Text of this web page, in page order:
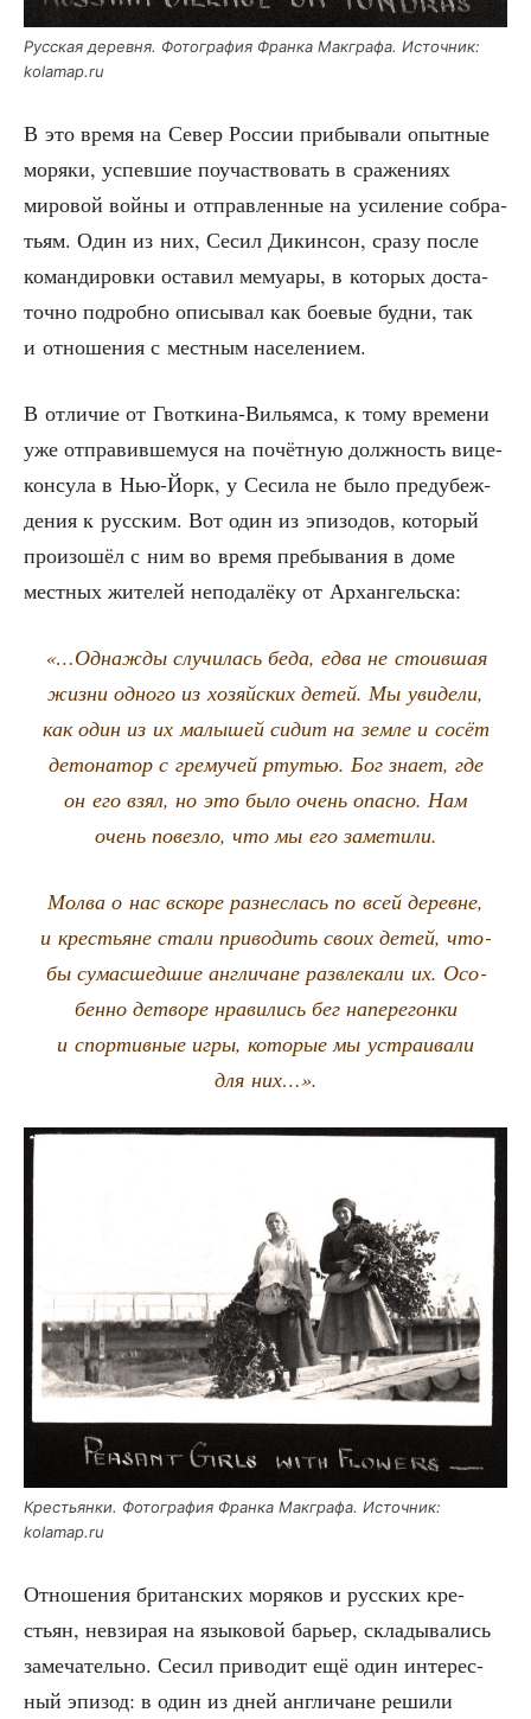
Рус­ская дерев­ня. Фото­гра­фия Фран­ка Мак­гра­фа. Источ­ник:
kolamap.ru
В это вре­мя на Север Рос­сии при­бы­ва­ли опыт­ные
моря­ки, успев­шие поучаст­во­вать в сра­же­ни­ях
миро­вой вой­ны и отправ­лен­ные на уси­ле­ние собра­
тьям. Один из них, Сесил Дикин­сон, сра­зу после
коман­ди­ров­ки оста­вил мему­а­ры, в кото­рых доста­
точ­но подроб­но опи­сы­вал как бое­вые буд­ни, так
и отно­ше­ния с мест­ным населением.
В отли­чие от Гвот­ки­на-Вильям­са, к тому вре­ме­ни
уже отпра­вив­ше­му­ся на почёт­ную долж­ность вице-
кон­су­ла в Нью-Йорк, у Сеси­ла не было предубеж­
де­ния к рус­ским. Вот один из эпи­зо­дов, кото­рый
про­изо­шёл с ним во вре­мя пре­бы­ва­ния в доме
мест­ных жите­лей непо­да­лё­ку от Архангельска:
«…Одна­жды слу­чи­лась беда, едва не сто­ив­шая
жиз­ни одно­го из хозяй­ских детей. Мы уви­де­ли,
как один из их малы­шей сидит на зем­ле и сосёт
дето­на­тор с гре­му­чей рту­тью. Бог зна­ет, где
он его взял, но это было очень опас­но. Нам
очень повез­ло, что мы его заметили.
Мол­ва о нас вско­ре раз­нес­лась по всей деревне,
и кре­стьяне ста­ли при­во­дить сво­их детей, что­
бы сума­сшед­шие англи­чане раз­вле­ка­ли их. Осо­
бен­но детво­ре нра­ви­лись бег напе­ре­гон­ки
и спор­тив­ные игры, кото­рые мы устра­и­ва­ли
для них…».
Кре­стьян­ки. Фото­гра­фия Фран­ка Мак­гра­фа. Источ­ник:
kolamap.ru
Отно­ше­ния бри­тан­ских моря­ков и рус­ских кре­
стьян, невзи­рая на язы­ко­вой барьер, скла­ды­ва­лись
заме­ча­тель­но. Сесил при­во­дит ещё один инте­рес­
ный эпи­зод: в один из дней англи­чане реши­ли